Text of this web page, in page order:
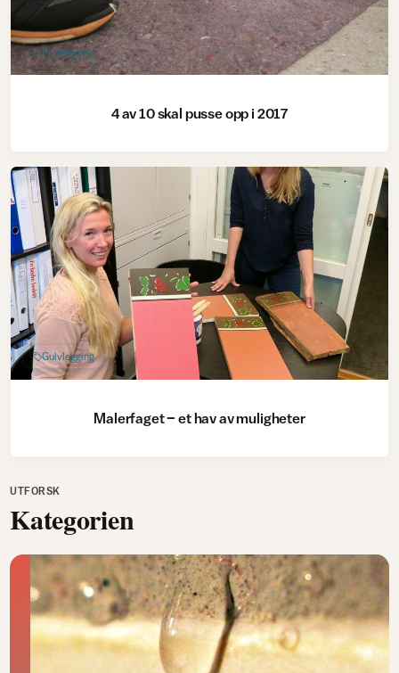
Planlegging
4 av 10 skal pusse opp i 2017
Gulvlegging
Malerfaget – et hav av muligheter
UTFORSK
Kategorien